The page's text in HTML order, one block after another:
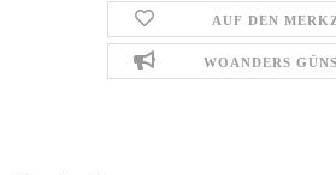
AUF DEN
WOANDERS